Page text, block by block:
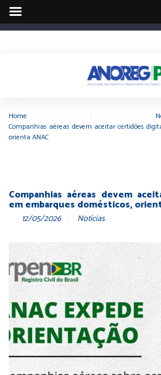
Home
Companhias aéreas devem aceitar certidões
orienta ANAC
Companhias aéreas devem
em embarques domésticos,
12/05/2026 Notícias